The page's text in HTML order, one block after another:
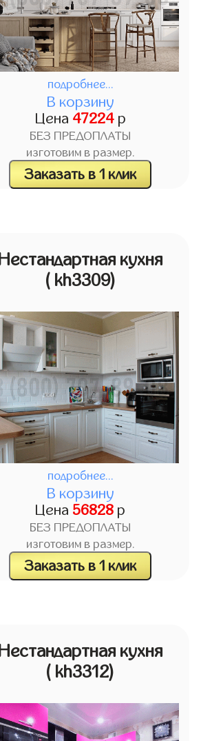
подробнее...
В корзину
Цена 47224р
БЕЗ ПРЕДОПЛАТЫ
изготовим в размер.
Заказать в 1 клик
Нестандартная кухня
( kh3309)
подробнее...
В корзину
Цена 56828 р
БЕЗ ПРЕДОПЛАТЫ
изготовим в размер.
Заказать в 1 клик
Нестандартная кухня
( kh3312)